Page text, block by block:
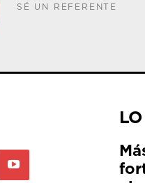
SÉ UN REFERENTE